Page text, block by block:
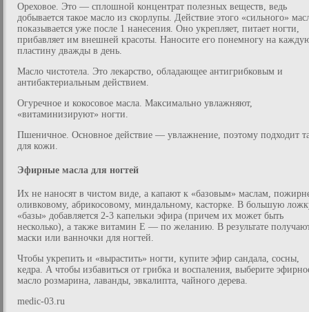
Ореховое. Это — сплошной концентрат полезных веществ, ведь
добывается такое масло из скорлупы. Действие этого «сильного»
показывается уже после 1 нанесения. Оно укрепляет, питает ногти,
прибавляет им внешней красоты. Наносите его понемногу на
пластину дважды в день.
Масло чистотела. Это лекарство, обладающее антигрибковым и
антибактериальным действием.
Огуречное и кокосовое масла. Максимально увлажняют,
«витаминизируют» ногти.
Пшеничное. Основное действие — увлажнение, поэтому подходит
для кожи.
Эфирные масла для ногтей
Их не наносят в чистом виде, а капают к «базовым» маслам,
оливковому, абрикосовому, миндальному, касторке. В большую
«базы» добавляется 2-3 капельки эфира (причем их может быть
несколько), а также витамин Е — по желанию. В результате
маски или ванночки для ногтей.
Чтобы укрепить и «вырастить» ногти, купите эфир сандала, сосны,
кедра. А чтобы избавиться от грибка и воспаления, выберите
масло розмарина, лаванды, эвкалипта, чайного дерева.
medic-03.ru